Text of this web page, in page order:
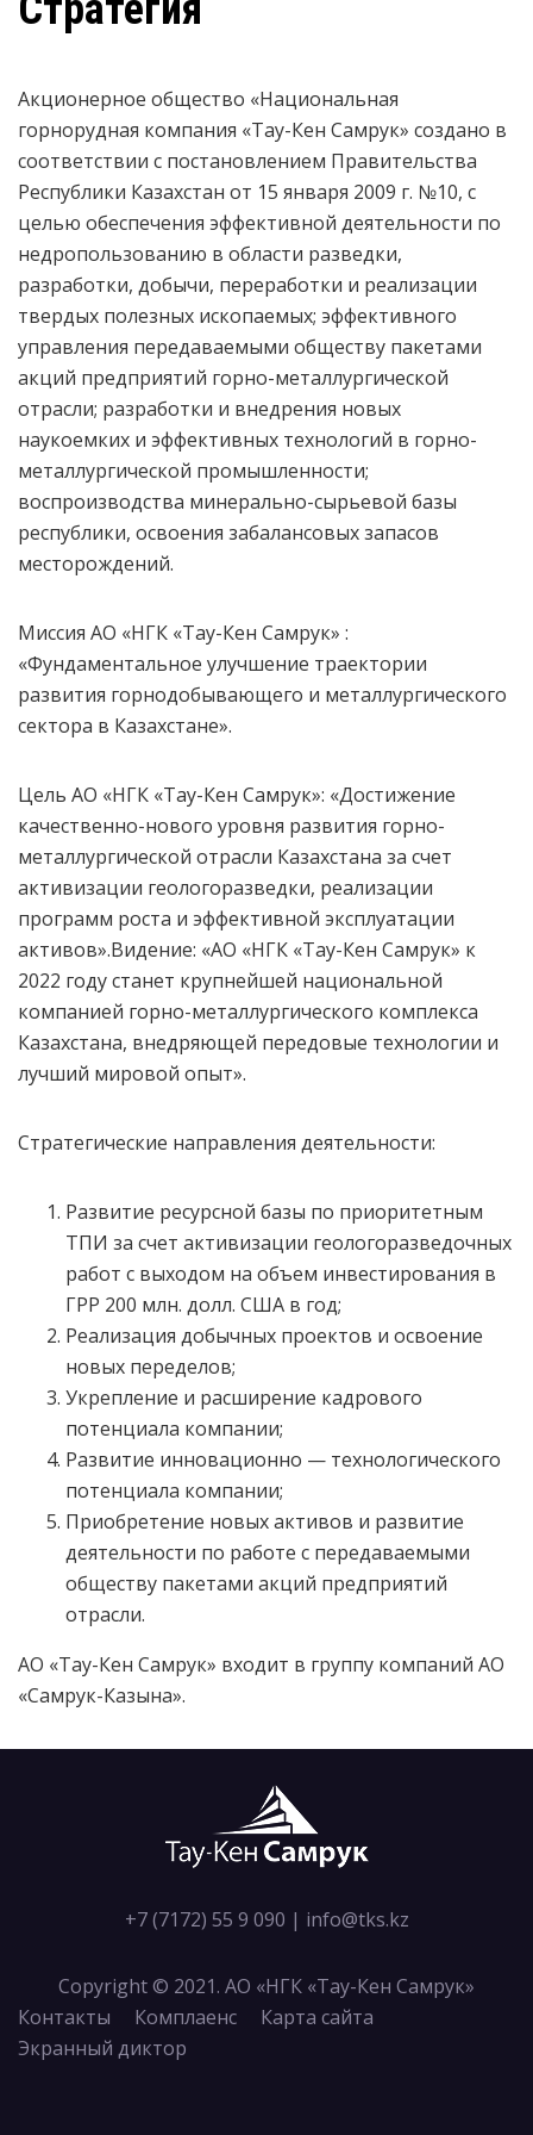
Акционерное общество «Национальная
горнорудная компания «Тау-Кен Самрук» создано в
соответствии с постановлением Правительства
Республики Казахстан от 15 января 2009 г. №10, с
целью обеспечения эффективной деятельности по
недропользованию в области разведки,
разработки, добычи, переработки и реализации
твердых полезных ископаемых; эффективного
управления передаваемыми обществу пакетами
акций предприятий горно-металлургической
отрасли; разработки и внедрения новых
наукоемких и эффективных технологий в горно-
металлургической промышленности;
воспроизводства минерально-сырьевой базы
республики, освоения забалансовых запасов
месторождений.
Миссия АО «НГК «Тау-Кен Самрук» :
«Фундаментальное улучшение траектории
развития горнодобывающего и металлургического
сектора в Казахстане».
Цель АО «НГК «Тау-Кен Самрук»: «Достижение
качественно-нового уровня развития горно-
металлургической отрасли Казахстана за счет
активизации геологоразведки, реализации
программ роста и эффективной эксплуатации
активов».Видение: «АО «НГК «Тау-Кен Самрук» к
2022 году станет крупнейшей национальной
компанией горно-металлургического комплекса
Казахстана, внедряющей передовые технологии и
лучший мировой опыт».
Стратегические направления деятельности:
Развитие ресурсной базы по приоритетным
ТПИ за счет активизации геологоразведочных
работ с выходом на объем инвестирования в
ГРР 200 млн. долл. США в год;
Реализация добычных проектов и освоение
новых переделов;
Укрепление и расширение кадрового
потенциала компании;
Развитие инновационно — технологического
потенциала компании;
Приобретение новых активов и развитие
деятельности по работе с передаваемыми
обществу пакетами акций предприятий
отрасли.
АО «Тау-Кен Самрук» входит в группу компаний АО
«Самрук-Казына».
+7 (7172) 55 9 090 | info@tks.kz
Copyright © 2021. АО «НГК «Тау-Кен Самрук»
Контакты
Комплаенс
Карта сайта
Экранный диктор